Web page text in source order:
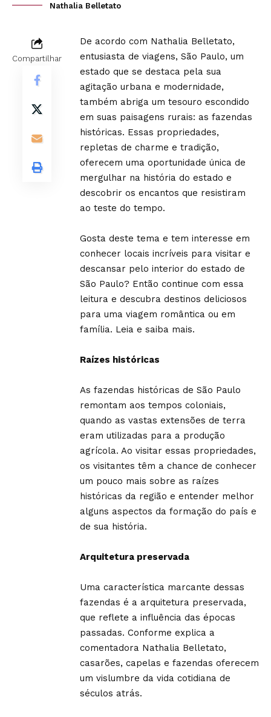
Nathalia Belletato
Compartilhar
De acordo com Nathalia Belletato,
entusiasta de viagens, São Paulo, um
estado que se destaca pela sua
agitação urbana e modernidade,
também abriga um tesouro escondido
em suas paisagens rurais: as fazendas
históricas. Essas propriedades,
repletas de charme e tradição,
oferecem uma oportunidade única de
mergulhar na história do estado e
descobrir os encantos que resistiram
ao teste do tempo.
Gosta deste tema e tem interesse em
conhecer locais incríveis para visitar e
descansar pelo interior do estado de
São Paulo? Então continue com essa
leitura e descubra destinos deliciosos
para uma viagem romântica ou em
família. Leia e saiba mais.
Raízes históricas
As fazendas históricas de São Paulo
remontam aos tempos coloniais,
quando as vastas extensões de terra
eram utilizadas para a produção
agrícola. Ao visitar essas propriedades,
os visitantes têm a chance de conhecer
um pouco mais sobre as raízes
históricas da região e entender melhor
alguns aspectos da formação do país e
de sua história.
Arquitetura preservada
Uma característica marcante dessas
fazendas é a arquitetura preservada,
que reflete a influência das épocas
passadas. Conforme explica a
comentadora Nathalia Belletato,
casarões, capelas e fazendas oferecem
um vislumbre da vida cotidiana de
séculos atrás.